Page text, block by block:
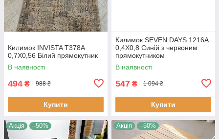
Килимок INVISTA T378A
0,7Х0,56 Білий прямокутник
В наявності
494 ₴ 988 ₴
Купити
Килимок SEVEN DAYS 1216A
0,4Х0,8 Синій з червоним
прямокутником
В наявності
547 ₴ 1 094 ₴
Купити
Акція –50% Акція –50%